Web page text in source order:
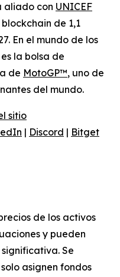
aliado con UNICEF
de 1,1
En el mundo de los
la bolsa de
de MotoGP™, uno de
del mundo.
sitio
| Discord | Bitget
de los activos
y pueden
Se
asignen fondos